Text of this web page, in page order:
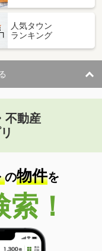
人気タウン
ランキング
不動産
の物件を
！